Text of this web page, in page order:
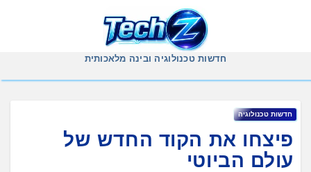
חדשות טכנולוגיה ובינה מלאכותית
חדשות טכנולוגיה
פיצחו את הקוד החדש של
עולם הביוטי